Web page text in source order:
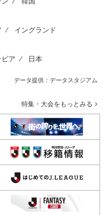
⁄ イングランド
ビア ⁄ 日本
データ提供：データスタジアム
特集・大会をもっとみる